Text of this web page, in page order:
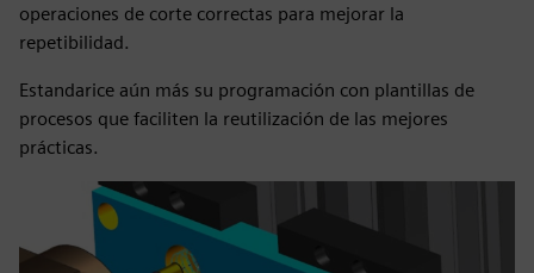
operaciones de corte correctas para mejorar la
repetibilidad.
Estandarice aún más su programación con plantillas de
procesos que faciliten la reutilización de las mejores
prácticas.